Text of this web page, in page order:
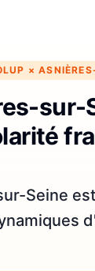
×
sur-
Seine